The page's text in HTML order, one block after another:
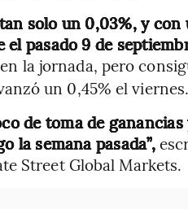
solo un 0,03%, y
el pasado 9 de
la jornada, pero
un 0,45% el viernes.
de toma de
la semana pasada”,
Street Global Markets.